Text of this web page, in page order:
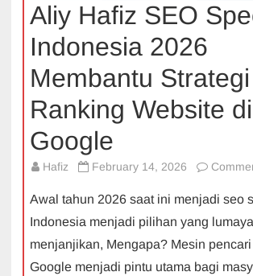
Aliy Hafiz SEO
Indonesia 2026
Membantu Strategi
Ranking Website di
Google
Hafiz February 14, 2026
Awal tahun 2026 saat ini menjadi seo
Indonesia menjadi pilihan yang
menjanjikan, Mengapa? Mesin
Google menjadi pintu utama bagi